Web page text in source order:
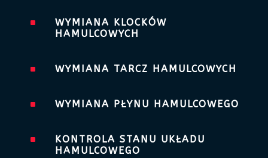
^
WYMIANA KLOCKÓW
HAMULCOWYCH
^ WYMIANA TARCZ HAMULCOWYCH
^ WYMIANA PŁYNU HAMULCOWEGO
^
KONTROLA STANU UKŁADU
HAMULCOWEGO